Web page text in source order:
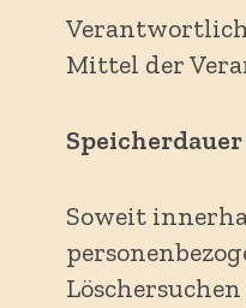
Mittel der
Speicherdauer
Soweit